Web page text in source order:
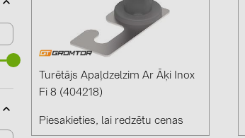
Turētājs Apaļdzelzim Ar Āķi Inox
Fi 8 (404218)
Piesakieties, lai redzētu cenas